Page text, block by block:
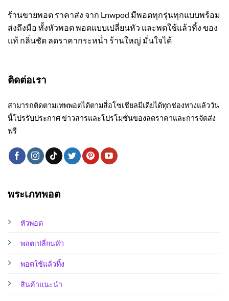
ร้านขายพอต ราคาส่ง จาก Lnwpod มีพอตทุกรุ่นทุกแบบพร้อม
ส่งถึงมือ ทั้งหัวพอต พอตแบบเปลี่ยนหัว และพตใช้แล้วทิ้ง ของ
แท้ กลิ่นชัด ลดราคากระหน่ำ ร้านใหญ่ มั่นใจได้
พระเภทพอต
หัวพอต
พอตเปลี่ยนหัว
พอตใช้แล้วทิ้ง
สินค้าแนะนำ
ติดต่อเรา
สามารถติดตามเทพพอตได้ตามสื่อโซเชียลมีเดียได้ทุกช่องทางแล้ววัน
นี้โปรรับประกาศ ข่าวสารและโปรโมชั่นของลดราคาและการจัดส่ง
ฟรี